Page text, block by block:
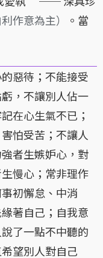
利作意為主）
。當
惡待；不能接受
，不讓別人佔一
在心生氣不已；
怕受苦；不讓人
者生嫉妒心，對
慢心；常非理作
初懈怠、中消
著自己；自我意
了一點不中聽的
望別人對自己